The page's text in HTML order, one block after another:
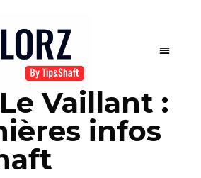
Vaillant :
infos